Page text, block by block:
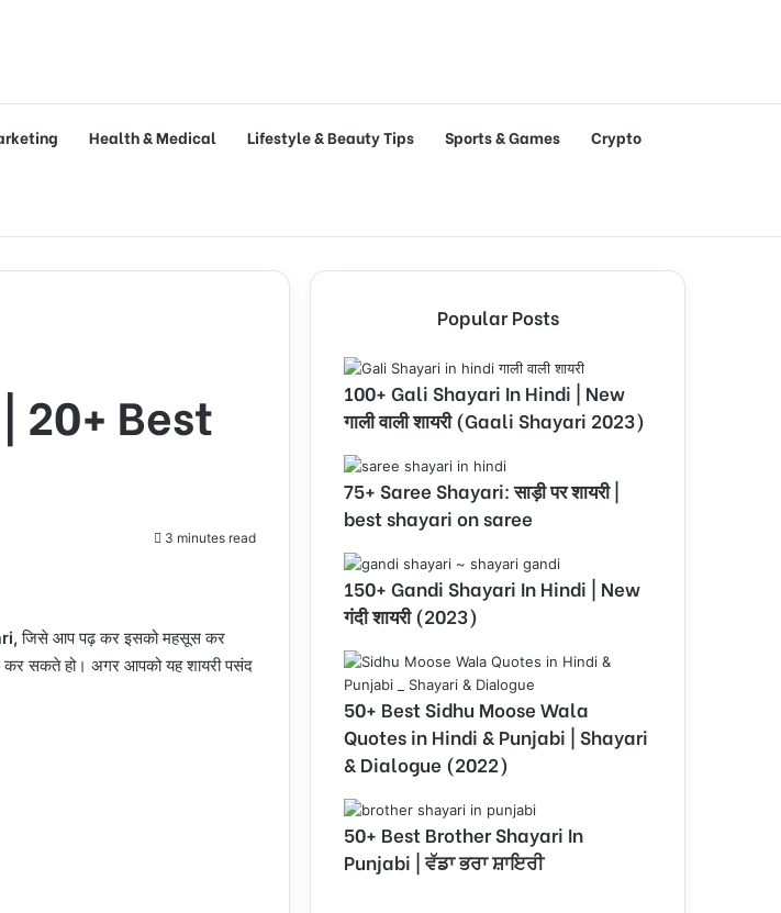
Health & Medical Lifestyle & Beauty Tips Sports & Games Crypto
20+ Best
3 minutes read
जिसे आप पढ़ कर इसको महसूस कर
कर सकते हो। अगर आपको यह शायरी पसंद
Popular Posts
100+ Gali Shayari In Hindi | New
गाली वाली शायरी (Gaali Shayari 2023)
75+ Saree Shayari: साड़ी पर शायरी |
best shayari on saree
150+ Gandi Shayari In Hindi | New
गंदी शायरी (2023)
50+ Best Sidhu Moose Wala
Quotes in Hindi & Punjabi | Shayari
& Dialogue (2022)
50+ Best Brother Shayari In
Punjabi | ਵੱਡਾ ਭਰਾ ਸ਼ਾਇਰੀ